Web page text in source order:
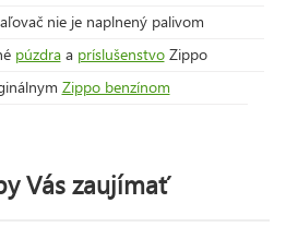
nie je naplnený palivom
púzdraa príslušenstvoZippo
Zippo benzínom
Vás zaujímať